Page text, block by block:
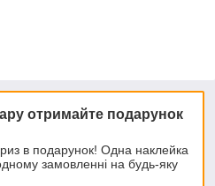
отримайте подарунок
в подарунок! Одна наклейка
замовленні на будь-яку